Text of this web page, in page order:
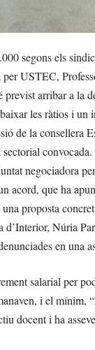
segons els
USTEC,
arribar a la
les ràtios i
de la consellera
convocada.
negociadora
acord, que ha
proposta
Núria
en una
salarial per
i el mínim,
docent i ha